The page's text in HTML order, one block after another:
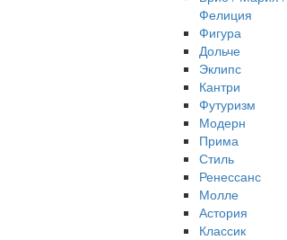
Фелиция
Фигура
Дольче
Эклипс
Кантри
Футуризм
Модерн
Прима
Стиль
Ренессанс
Молле
Астория
Классик